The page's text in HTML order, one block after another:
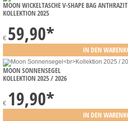
MOON WICKELTASCHE V-SHAPE BAG ANTHRAZIT
KOLLEKTION 2025
€ 59,90*
MOON SONNENSEGEL
KOLLEKTION 2025 / 2026
€ 19,90*